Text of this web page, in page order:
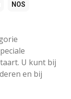
NOS
U kunt bij
en bij